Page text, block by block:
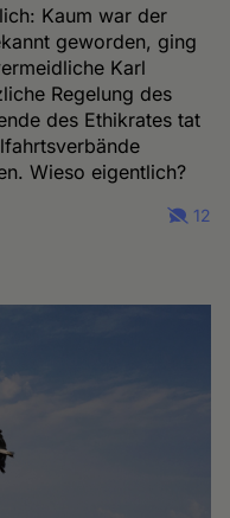
Kaum war der
geworden, ging
Karl
Regelung des
des Ethikrates tat
Wieso eigentlich?
12